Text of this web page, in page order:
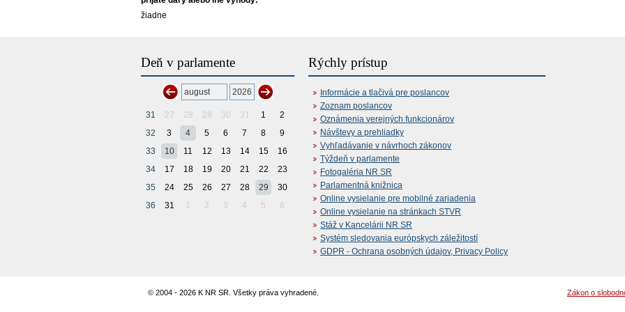
žiadne
Deň v parlamente
31 27 28 29 30 31 1
2
32
3 4 5 6 7 8
9
33
10 11 12 13 14 15
16
34
17 18 19 20 21 22
23
35
24 25 26 27 28 29
30
36
31 1 2 3 4 5 6
Rýchly prístup
Informácie a tlačivá pre poslancov
Zoznam poslancov
Oznámenia verejných funkcionárov
Návštevy a prehliadky
Vyhľadávanie v návrhoch zákonov
Týždeň v parlamente
Fotogaléria NR SR
Parlamentná knižnica
Online vysielanie pre mobilné zariadenia
Online vysielanie na stránkach STVR
Stáž v Kancelárii NR SR
Systém sledovania európskych záležitostí
GDPR - Ochrana osobných údajov, Privacy Policy
© 2004 - 2026 K NR SR. Všetky práva vyhradené. Zákon o